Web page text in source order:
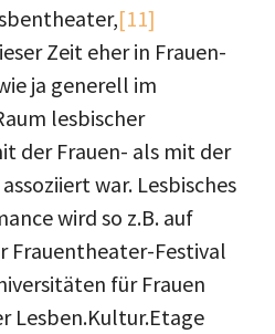
[11]
Zeit eher in Frauen-
ja generell im
lesbischer
der Frauen- als mit der
war. Lesbisches
wird so z.B. auf
Frauentheater-Festival
für Frauen
Lesben.Kultur.Etage